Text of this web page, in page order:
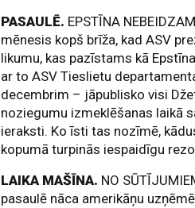
PASAULĒ. EPSTĪNA
mēnesis kopš brīža, kad ASV
likumu, kas pazīstams kā
ar to ASV Tieslietu
decembrim – jāpublisko visi
noziegumu izmeklēšanas laikā
ieraksti. Ko īsti tas nozīmē,
kopumā turpinās iespaidīgu
LAIKA MAŠĪNA. NO
pasaulē nāca amerikāņu